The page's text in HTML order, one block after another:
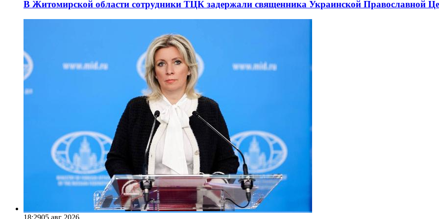
В Житомирской области сотрудники ТЦК задержали священника Украинской Православной
18:2905 авг 2026